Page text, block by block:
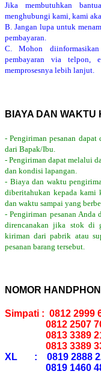
Jika membutuhkan
menghubungi kami, kami
B. Jangan lupa untuk
pembayaran.
C. Mohon
pembayaran via
memprosesnya lebih lanjut.
BIAYA DAN WAKTU
- Pengiriman pesanan
dari Bapak/Ibu.
- Pengiriman dapat melalui
dan kondisi lapangan.
- Biaya dan waktu
diberitahukan kepada kami
dan waktu sampai yang
- Pengiriman pesanan
direncanakan jika stok di
kiriman dari pabrik atau
pesanan barang tersebut.
NOMOR
Simpati : 0812 2999
0812 2507
0813 3389
0813 3389
XL : 0819 2888
0819 1460